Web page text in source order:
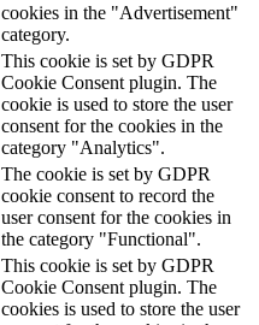
cookies in the "Advertisement"
category.
This cookie is set by GDPR
Cookie Consent plugin. The
cookie is used to store the user
consent for the cookies in the
category "Analytics".
The cookie is set by GDPR
cookie consent to record the
user consent for the cookies in
the category "Functional".
This cookie is set by GDPR
Cookie Consent plugin. The
cookies is used to store the user